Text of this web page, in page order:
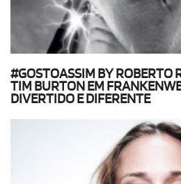
#GOSTOASSIM BY ROBERTO
TIM BURTON EM
DIVERTIDO E DIFERENTE